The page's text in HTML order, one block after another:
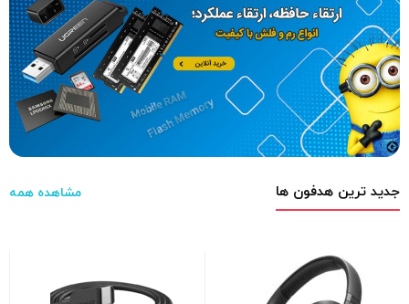
جدید ترین هدفون ها مشاهده همه